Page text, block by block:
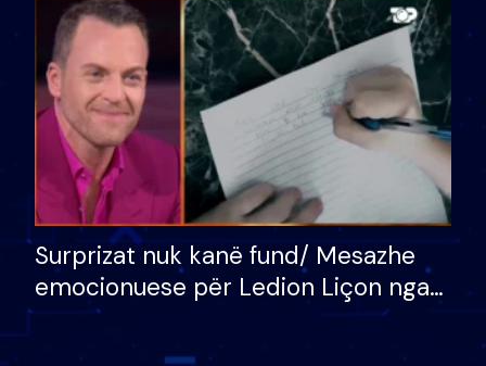
mungojë zilja e mëngjesit kur…
Surprizat nuk kanë fund/ Mesazhe
emocionuese për Ledion Liçon nga
nëna dhe fëmijët e tij, moderatori
nuk i mban dot lotët: Nuk meritoj…